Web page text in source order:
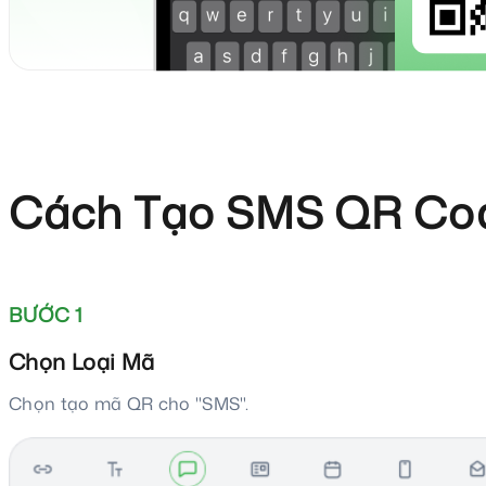
Cách Tạo SMS QR
BƯỚC 1
Chọn Loại Mã
Chọn tạo mã QR cho "SMS".